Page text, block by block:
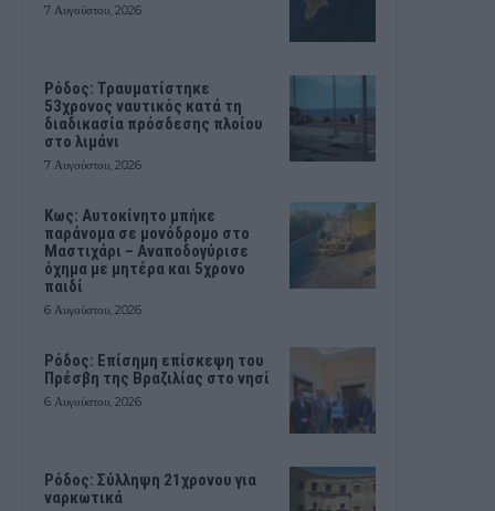
7 Αυγούστου, 2026
Ρόδος: Τραυματίστηκε
53χρονος ναυτικός κατά τη
διαδικασία πρόσδεσης πλοίου
στο λιμάνι
7 Αυγούστου, 2026
Kως: Αυτοκίνητο μπήκε
παράνομα σε μονόδρομο στο
Μαστιχάρι – Αναποδογύρισε
όχημα με μητέρα και 5χρονο
παιδί
6 Αυγούστου, 2026
Ρόδος: Επίσημη επίσκεψη του
Πρέσβη της Βραζιλίας στο νησί
6 Αυγούστου, 2026
Ρόδος: Σύλληψη 21χρονου για
ναρκωτικά